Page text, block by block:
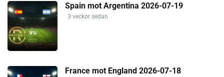
Spain mot Argentina 2026-07-19
3 veckor sedan
France mot England 2026-07-18